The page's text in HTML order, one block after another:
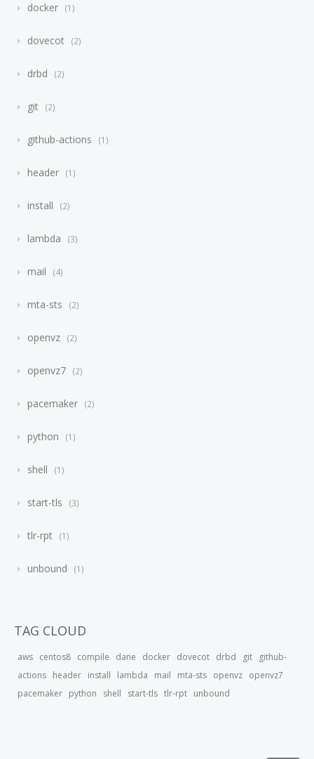
docker 1
dovecot 2
drbd 2
git 2
github-actions 1
header 1
install 2
lambda 3
mail 4
mta-sts 2
openvz 2
openvz7 2
pacemaker 2
python 1
shell 1
start-tls 3
tlr-rpt 1
unbound 1
TAG CLOUD
aws centos8 compile dane docker dovecot drbd git
github-
actions header install lambda mail mta-sts openvz openvz7
pacemaker python shell start-tls tlr-rpt unbound